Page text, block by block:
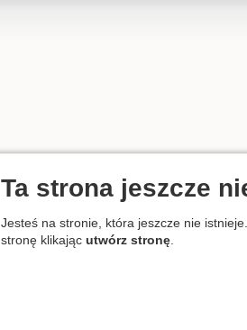
Ta strona jeszcze
Jesteś na stronie, która jeszcze nie
stronę klikając utwórz stronę